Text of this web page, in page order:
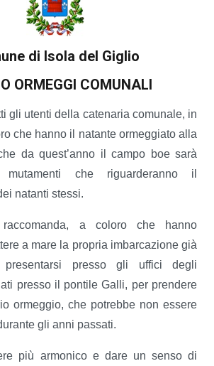
di Isola del Giglio
ORMEGGI COMUNALI
gli utenti della catenaria comunale, in
che hanno il natante ormeggiato alla
da quest’anno il campo boe sarà
mutamenti che riguarderanno il
natanti stessi.
a coloro che hanno
a mare la propria imbarcazione già
presso gli uffici degli
presso il pontile Galli, per prendere
ormeggio, che potrebbe non essere
gli anni passati.
più armonico e dare un senso di